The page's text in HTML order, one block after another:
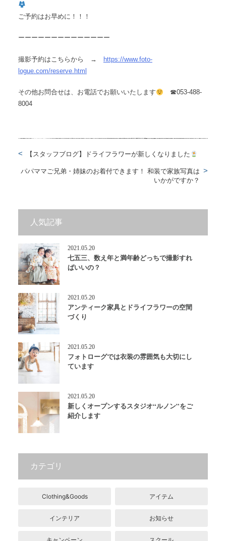
ご予約はお早めに！！！
ーーーーーーーーーーーーーー
撮影予約はこちらから → https://www.foto-
logue.com/reserve.html
その他お問合せは、お電話でお願いいたします
☎︎053-488-
8004
【スタッフブログ】ドライフラワーが新しくなりました
パパママご兄弟・姉妹のお着付できます！ 和装で家族写真は
いかがですか？
人気記事
2021.05.20
七五三、数え年と満年齢どっちで撮影すれ
ばいいの？
2021.05.20
アンティーク家具とドライフラワーの空間
づくり
2021.05.20
フォトローグでは衣装の雰囲気も大切にし
ています
2021.05.20
新しくオープンするスタジオ“ルノン”をご
紹介します
カテゴリ
Clothing&Goods アイテム
インテリア お知らせ